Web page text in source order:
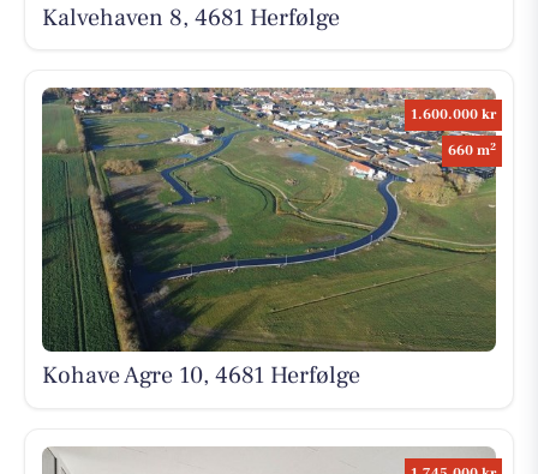
Kalvehaven 8, 4681 Herfølge
1.600.000 kr
660 m2
Kohave Agre 10, 4681 Herfølge